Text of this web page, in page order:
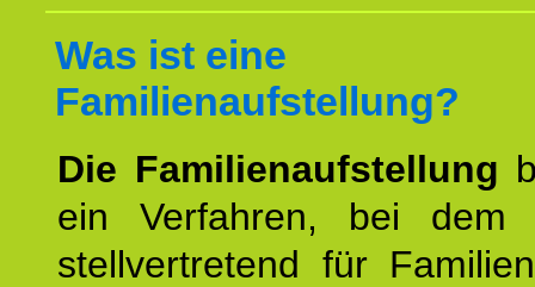
Was ist eine
Familienaufstellung?
Die Familienaufstellung
ein Verfahren, bei dem
stellvertretend für